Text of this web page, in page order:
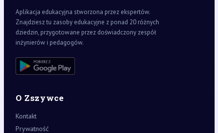
Aplikacja edukacyjna stworzona przez ekspertów.
Znajdziesz tu zasoby edukacyjne z ponad 20 różnych
dziedzin, przygotowane przez doświadczony zespół
inżynierów i pedagogów.
O Zszywce
Kontakt
Prywatność